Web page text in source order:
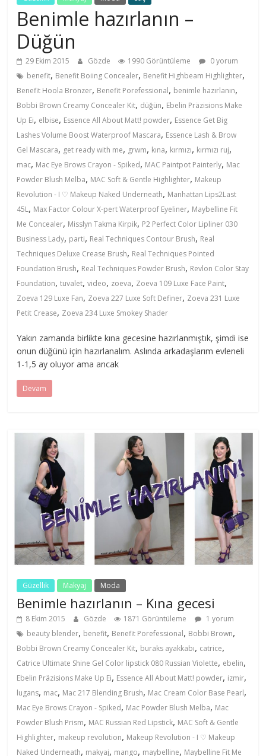
Benimle hazırlanın –
Düğün
29 Ekim 2015 Gözde 1990 Görüntüleme
0 yorum
benefit, Benefit Boiing Concealer, Benefit Highbeam Highlighter,
Benefit Hoola Bronzer, Benefit Porefessional, benimle hazırlanın,
Bobbi Brown Creamy Concealer Kit, düğün, Ebelin Präzisions Make
Up Ei, elbise, Essence All About Matt! powder, Essence Get Big
Lashes Volume Boost Waterproof Mascara, Essence Lash & Brow
Gel Mascara, get ready with me, grwm, kına, kırmızı, kırmızı ruj,
mac, Mac Eye Brows Crayon - Spiked, MAC Paintpot Painterly, Mac
Powder Blush Melba, MAC Soft & Gentle Highlighter, Makeup
Revolution - I ♡ Makeup Naked Underneath, Manhattan Lips2Last
45L, Max Factor Colour X-pert Waterproof Eyeliner, Maybelline Fit
Me Concealer, Misslyn Takma Kirpik, P2 Perfect Color Lipliner 030
Business Lady, parti, Real Techniques Contour Brush, Real
Techniques Deluxe Crease Brush, Real Techniques Pointed
Foundation Brush, Real Techniques Powder Brush, Revlon Color Stay
Foundation,tuvalet,video, zoeva, Zoeva 109 Luxe Face Paint,
Zoeva 129 Luxe Fan, Zoeva 227 Luxe Soft Definer, Zoeva 231 Luxe
Petit Crease, Zoeva 234 Luxe Smokey Shader
Yakın zamanda birlikte kına gecesine hazırlanmıştık, şimdi ise
onun düğünü için hazırlanalım. Aslında arkadaşlarım evleneli
1-1,5 ay oluyor ama ancak
Devam
Güzellik Makyaj Moda
Benimle hazırlanın – Kına gecesi
8 Ekim 2015 Gözde 1871 Görüntüleme
1 yorum
beauty blender, benefit, Benefit Porefessional, Bobbi Brown,
Bobbi Brown Creamy Concealer Kit, buraks ayakkabı, catrice,
Catrice Ultimate Shine Gel Color lipstick 080 Russian Violette, ebelin,
Ebelin Präzisions Make Up Ei, Essence All About Matt! powder, izmir,
lugans, mac, Mac 217 Blending Brush, Mac Cream Color Base Pearl,
Mac Eye Brows Crayon - Spiked, Mac Powder Blush Melba, Mac
Powder Blush Prism, MAC Russian Red Lipstick, MAC Soft & Gentle
Highlighter, makeup revolution, Makeup Revolution - I ♡ Makeup
Naked Underneath, makyaj, mango, maybelline, Maybelline Fit Me